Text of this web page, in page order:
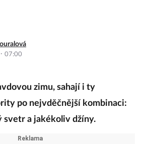
· 07:00
zimu, sahají i ty
po nejvděčnější kombinaci:
svetr a jakékoliv džíny.